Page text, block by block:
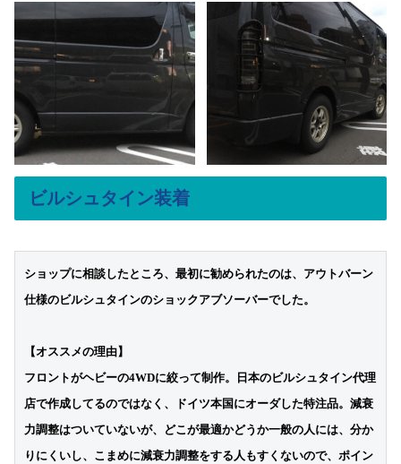
ビルシュタイン装着
ショップに相談したところ、最初に勧められたのは、アウトバーン
仕様のビルシュタインのショックアブソーバーでした。
【オススメの理由】
フロントがヘビーの4WDに絞って制作。日本のビルシュタイン代理
店で作成してるのではなく、ドイツ本国にオーダした特注品。減衰
力調整はついていないが、どこが最適かどうか一般の人には、分か
りにくいし、こまめに減衰力調整をする人もすくないので、ポイン